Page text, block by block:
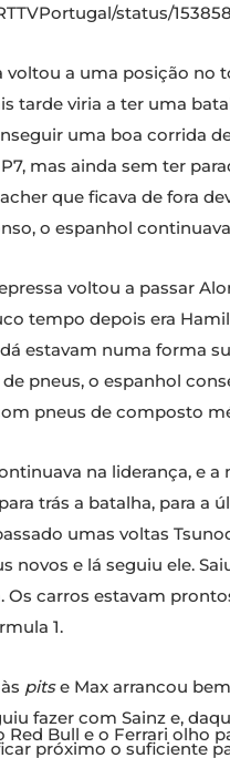
status/
voltou a uma posição no
tarde viria a ter uma
uma boa corrida
mas ainda sem ter
que ficava de fora
o espanhol
voltou a passar
tempo depois era
estavam numa forma
pneus, o espanhol
pneus de composto
na liderança, e
trás a batalha, para a
umas voltas
novos e lá seguiu ele.
Os carros estavam
1.
pitse Max arrancou
fazer com Sainz e,
próximo o suficiente
Red Bull e o Ferrari olho